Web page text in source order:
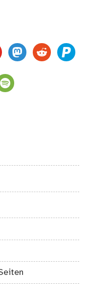
mastodon
reddit paypal